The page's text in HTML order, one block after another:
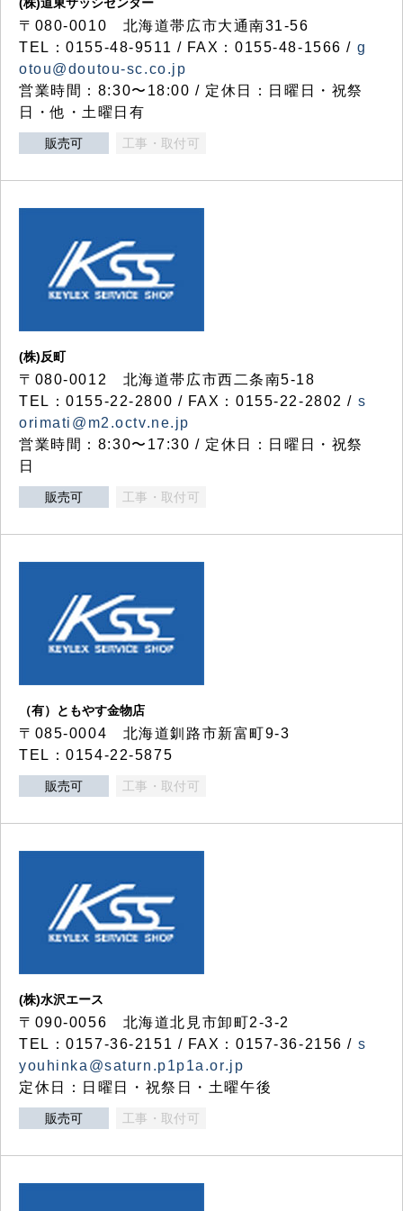
〒080-0010 北海道帯広市大通南31-56
TEL：0155-48-9511 / FAX：0155-48-1566 / g
otou@doutou-sc.co.jp
営業時間：8:30〜18:00 / 定休日：日曜日・祝祭
日・他・土曜日有
販売可 工事・取付可
(株)反町
〒080-0012 北海道帯広市西二条南5-18
TEL：0155-22-2800 / FAX：0155-22-2802 / s
orimati@m2.octv.ne.jp
営業時間：8:30〜17:30 / 定休日：日曜日・祝祭
日
販売可 工事・取付可
（有）ともやす金物店
〒085-0004 北海道釧路市新富町9-3
TEL：0154-22-5875
販売可 工事・取付可
(株)水沢エース
〒090-0056 北海道北見市卸町2-3-2
TEL：0157-36-2151 / FAX：0157-36-2156 / s
youhinka@saturn.p1p1a.or.jp
定休日：日曜日・祝祭日・土曜午後
販売可 工事・取付可